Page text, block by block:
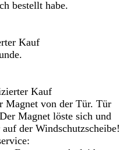
bestellt habe.
Kauf
Kauf
Magnet von der Tür. Tür
Magnet löste sich und
der Windschutzscheibe!